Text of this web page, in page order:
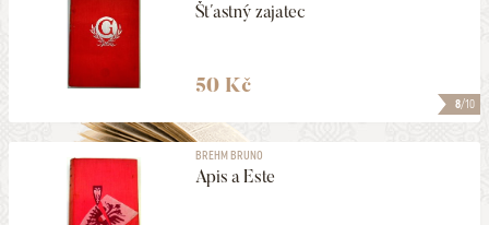
8/10
Šťastný zajatec
50 Kč
BREHM BRUNO
Apis a Este